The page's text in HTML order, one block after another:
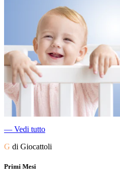
― Vedi tutto
G di Giocattoli
Primi Mesi